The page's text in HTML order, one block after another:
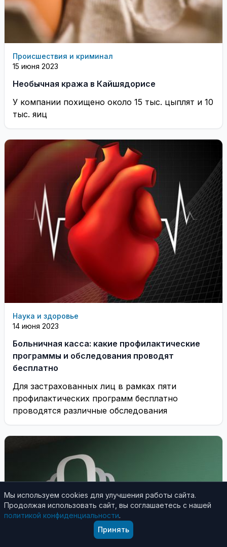
Происшествия и криминал
15 июня 2023
Необычная кража в Кайшядорисе
У компании похищено около 15 тыс. цыплят и 10
тыс. яиц
Наука и здоровье
14 июня 2023
Больничная касса: какие профилактические
программы и обследования проводят
бесплатно
Для застрахованных лиц в рамках пяти
профилактических программ бесплатно
проводятся различные обследования
Мы используем cookies для улучшения работы сайта.
Продолжая использовать сайт, вы соглашаетесь с нашей
политикой конфиденциальности.
Принять